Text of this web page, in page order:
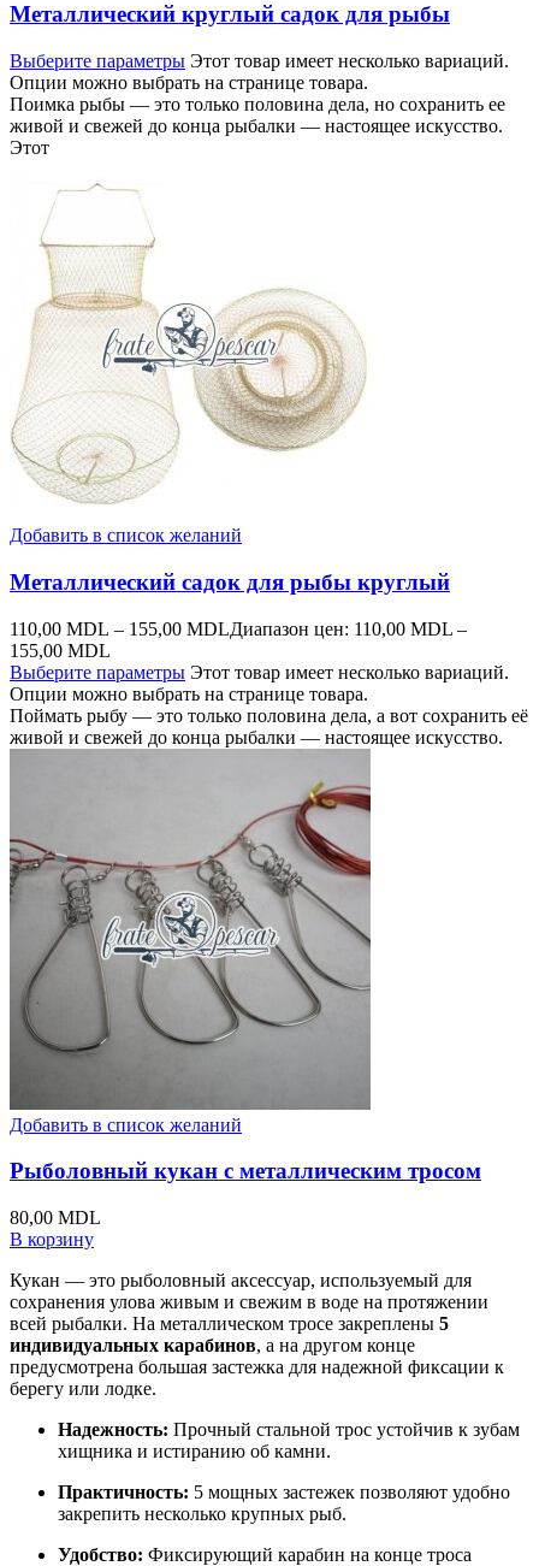
Металлический круглый садок для рыбы
Выберите параметры Этот товар имеет несколько вариаций.
Опции можно выбрать на странице товара.
Поимка рыбы — это только половина дела, но сохранить ее
живой и свежей до конца рыбалки — настоящее искусство.
Этот
Добавить в список желаний
Металлический садок для рыбы круглый
110,00 MDL – 155,00 MDLДиапазон цен: 110,00 MDL –
155,00 MDL
Выберите параметры Этот товар имеет несколько вариаций.
Опции можно выбрать на странице товара.
Поймать рыбу — это только половина дела, а вот сохранить её
живой и свежей до конца рыбалки — настоящее искусство.
Добавить в список желаний
Рыболовный кукан с металлическим тросом
80,00 MDL
В корзину
Кукан — это рыболовный аксессуар, используемый для
сохранения улова живым и свежим в воде на протяжении
всей рыбалки. На металлическом тросе закреплены 5
индивидуальных карабинов, а на другом конце
предусмотрена большая застежка для надежной фиксации к
берегу или лодке.
Надежность: Прочный стальной трос устойчив к зубам
хищника и истиранию об камни.
Практичность: 5 мощных застежек позволяют удобно
закрепить несколько крупных рыб.
Удобство: Фиксирующий карабин на конце троса